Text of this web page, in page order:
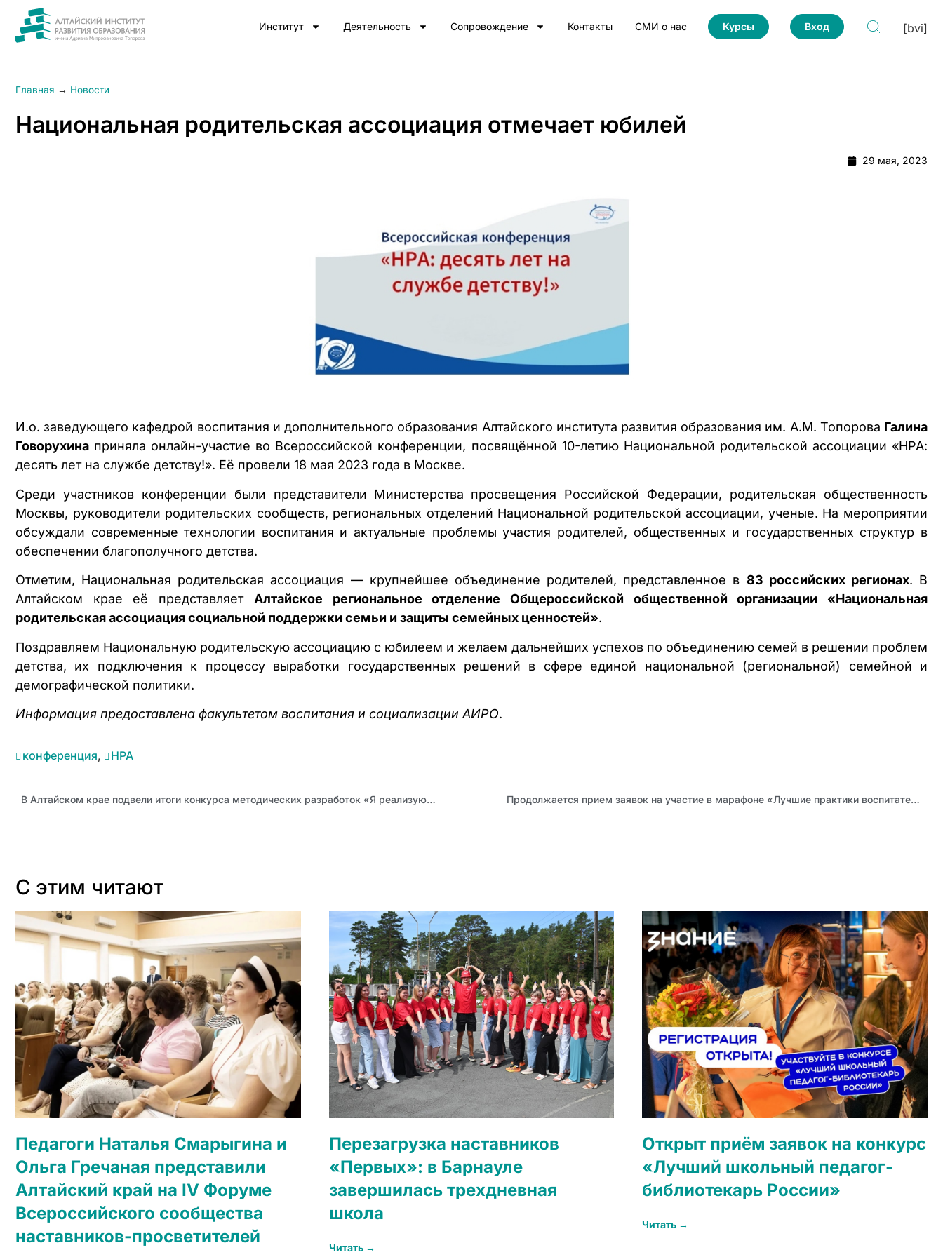
Институт Деятельность Сопровождение Контакты СМИ о нас Курсы Вход [bvi]
Главная → Новости
Национальная родительская ассоциация отмечает юбилей
29 мая, 2023
И.о. заведующего кафедрой воспитания и дополнительного образования Алтайского института развития образования им. А.М. Топорова Галина
Говорухина приняла онлайн-участие во Всероссийской конференции, посвящённой 10-летию Национальной родительской ассоциации «НРА:
десять лет на службе детству!». Её провели 18 мая 2023 года в Москве.
Среди участников конференции были представители Министерства просвещения Российской Федерации, родительская общественность
Москвы, руководители родительских сообществ, региональных отделений Национальной родительской ассоциации, ученые. На мероприятии
обсуждали современные технологии воспитания и актуальные проблемы участия родителей, общественных и государственных структур в
обеспечении благополучного детства.
Отметим, Национальная родительская ассоциация — крупнейшее объединение родителей, представленное в 83 российских регионах. В
Алтайском крае её представляет Алтайское региональное отделение Общероссийской общественной организации «Национальная
родительская ассоциация социальной поддержки семьи и защиты семейных ценностей».
Поздравляем Национальную родительскую ассоциацию с юбилеем и желаем дальнейших успехов по объединению семей в решении проблем
детства, их подключения к процессу выработки государственных решений в сфере единой национальной (региональной) семейной и
демографической политики.
Информация предоставлена факультетом воспитания и социализации АИРО.
конференция, НРА
В Алтайском крае подвели итоги конкурса методических разработок «Я реализую ФГОС» Продолжается прием заявок на участие в марафоне «Лучшие практики воспитательной и профилактической работы Алтая – 2023»
С этим читают
Педагоги Наталья Смарыгина и
Ольга Гречаная представили
Алтайский край на IV Форуме
Всероссийского сообщества
наставников-просветителей
Перезагрузка наставников
«Первых»: в Барнауле
завершилась трехдневная
школа
Читать →
Открыт приём заявок на конкурс
«Лучший школьный педагог-
библиотекарь России»
Читать →